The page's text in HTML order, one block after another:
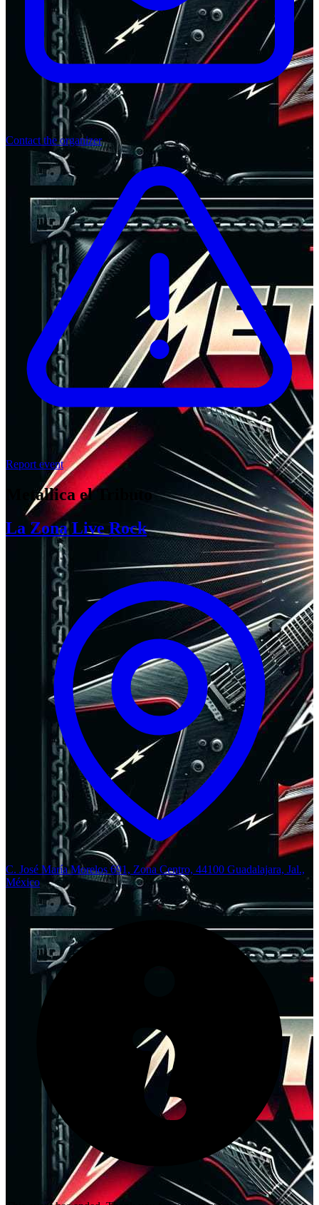
Contact the organizer
Report event
Metallica el Tributo
La Zona Live Rock
C. José María Morelos 691, Zona Centro, 44100 Guadalajara, Jal.,
México